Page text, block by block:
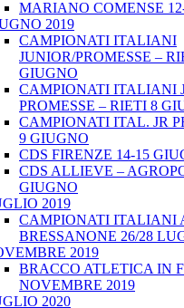
MARIANO COMENSE
2019
CAMPIONATI ITALIANI
JUNIOR/PROMESSE –
GIUGNO
CAMPIONATI ITALIANI
PROMESSE – RIETI 8
CAMPIONATI ITAL. JR
9 GIUGNO
CDS FIRENZE 14-15
CDS ALLIEVE –
GIUGNO
2019
CAMPIONATI ITALIANI
BRESSANONE 26/28
2019
BRACCO ATLETICA IN
NOVEMBRE 2019
2020